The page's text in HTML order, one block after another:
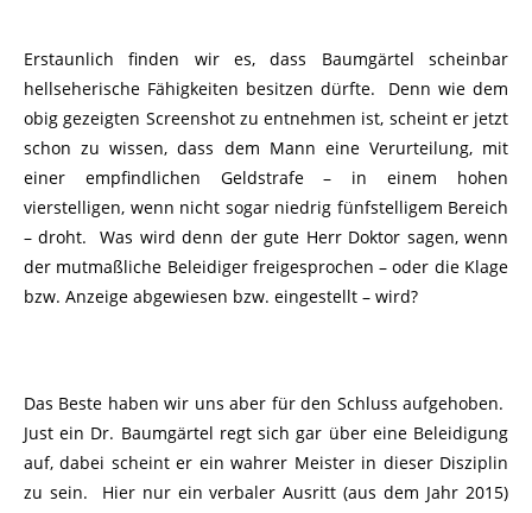
Erstaunlich finden wir es, dass Baumgärtel scheinbar
hellseherische Fähigkeiten besitzen dürfte. Denn wie dem
obig gezeigten Screenshot zu entnehmen ist, scheint er jetzt
schon zu wissen, dass dem Mann eine Verurteilung, mit
einer empfindlichen Geldstrafe – in einem hohen
vierstelligen, wenn nicht sogar niedrig fünfstelligem Bereich
– droht. Was wird denn der gute Herr Doktor sagen, wenn
der mutmaßliche Beleidiger freigesprochen – oder die Klage
bzw. Anzeige abgewiesen bzw. eingestellt – wird?
Das Beste haben wir uns aber für den Schluss aufgehoben.
Just ein Dr. Baumgärtel regt sich gar über eine Beleidigung
auf, dabei scheint er ein wahrer Meister in dieser Disziplin
zu sein. Hier nur ein verbaler Ausritt (aus dem Jahr 2015)